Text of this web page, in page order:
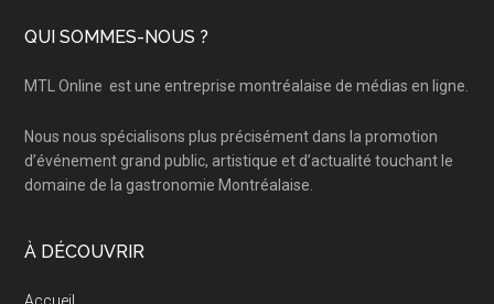
Footer
QUI SOMMES-NOUS ?
MTL Online est une entreprise montréalaise de médias en ligne.
Nous nous spécialisons plus précisément dans la promotion
d’événement grand public, artistique et d’actualité touchant le
domaine de la gastronomie Montréalaise.
À DÉCOUVRIR